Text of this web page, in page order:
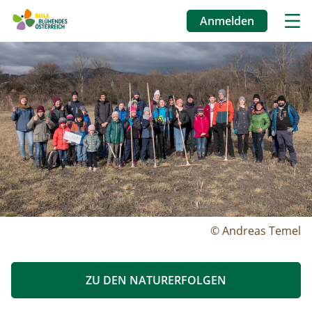
Direkt
zum
Inhalt
Benutzermenü
Anmelden
Image
© Andreas Temel
ZU DEN NATURERFOLGEN